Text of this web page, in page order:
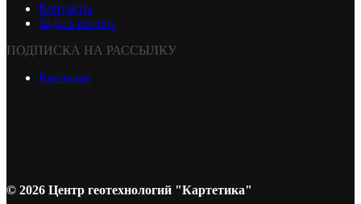
Контакты
Задать вопрос
ПОДПИСКА НА РАССЫЛКУ
Рассылка
© 2026 Центр геотехнологий "Картетика"